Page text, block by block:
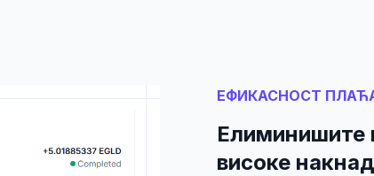
ЕФИКАСНОСТ
Елиминишите
високе